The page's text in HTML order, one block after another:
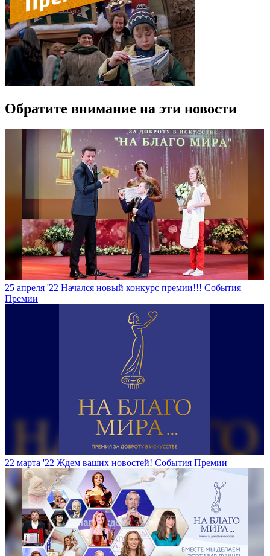
Обратите внимание на эти новости
25 апреля '22 Начался новый конкурс премии!!! События
Премии
22 марта '22 Ждем ваших новостей! События Премии